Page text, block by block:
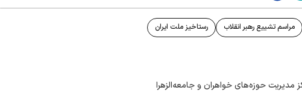
مراسم تشییع رهبر انقلاب رستاخیز ملت ایران
مدیریت حوزه‌های خواهران و جامعه‌الزهرا